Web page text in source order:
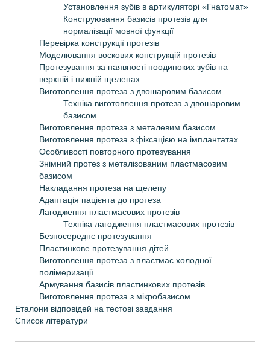
Установлення зубів в артикуляторі «Гнатомат»
Конструювання базисів протезів для
нормалізації мовної функції
Перевірка конструкції протезів
Моделювання воскових конструкцій протезів
Протезування за наявності поодиноких зубів на
верхній і нижній щелепах
Виготовлення протеза з двошаровим базисом
Техніка виготовлення протеза з двошаровим
базисом
Виготовлення протеза з металевим базисом
Виготовлення протеза з фіксацією на імплантатах
Особливості повторного протезування
Знімний протез з металізованим пластмасовим
базисом
Накладання протеза на щелепу
Адаптація пацієнта до протеза
Лагодження пластмасових протезів
Техніка лагодження пластмасових протезів
Безпосереднє протезування
Пластинкове протезування дітей
Виготовлення протеза з пластмас холодної
полімеризації
Армування базисів пластинкових протезів
Виготовлення протеза з мікробазисом
Еталони відповідей на тестові завдання
Список літератури